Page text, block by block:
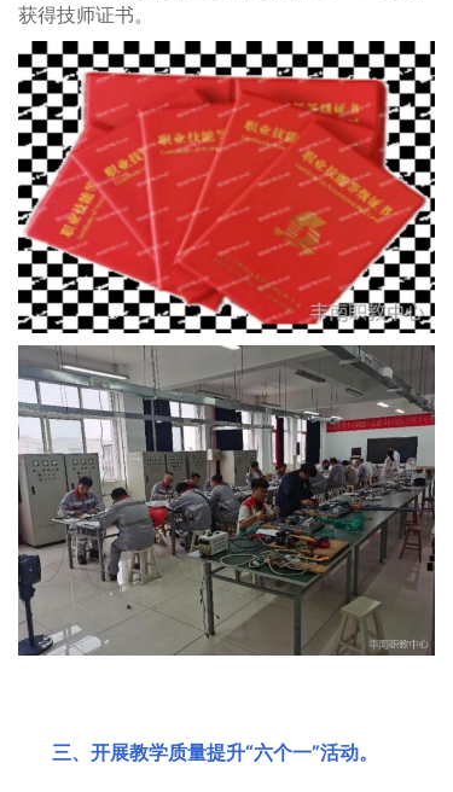
获得技师证书。
三、开展教学质量提升“六个一”活动。